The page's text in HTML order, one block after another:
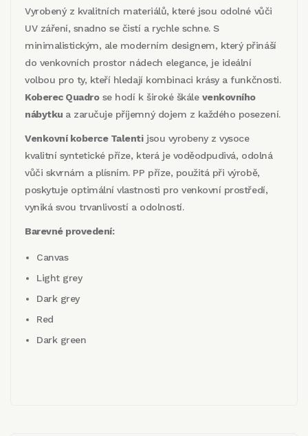
Vyrobený z kvalitních materiálů, které jsou odolné vůči
UV záření, snadno se čistí a rychle schne. S
minimalistickým, ale moderním designem, který přináší
do venkovních prostor nádech elegance, je ideální
volbou pro ty, kteří hledají kombinaci krásy a funkčnosti.
Koberec Quadrose hodí k široké škále venkovního
nábytku a zaručuje příjemný dojem z každého posezení.
Venkovní koberce Talentijsou vyrobeny z vysoce
kvalitní syntetické příze, která je voděodpudivá, odolná
vůči skvrnám a plísním. PP příze, použitá při výrobě,
poskytuje optimální vlastnosti pro venkovní prostředí,
vyniká svou trvanlivostí a odolností.
Barevné provedení:
Canvas
Light grey
Dark grey
Red
Dark green